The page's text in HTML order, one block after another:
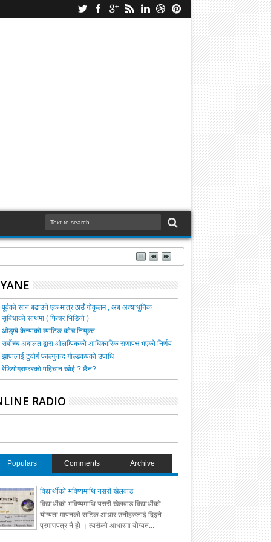
पूर्वको सान बढाउने एक मात्र ठाउँ गोकुलम , अब अत्याधुनिक
सुबिधाको साथमा ( फिचर भिडियो )
ओडुम्बे केन्याको ब्याटिङ कोच नियुक्त
सर्वोच्च अदालत द्वारा ओलम्पिकको आधिकारिक राणापक्ष भएको निर्णय
झापालाई टुवोर्ग फाल्गुनन्द गोल्डकपको उपाधि
रेडियोग्राफरको पहिचान खोई ? छैन?
RADIO
Populars Comments Archive
विद्यार्थीको भविष्यमाथि यसरी खेलवाड
विद्यार्थीको भविष्यमाथि यसरी खेलवाड विद्यार्थीको
योग्यता मापनको सटिक आधार उनीहरुलाई दिइने
प्रमाणपत्र नै हो । त्यसैको आधारमा योग्यत...